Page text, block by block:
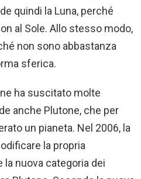
quindi la Luna, perché
al Sole. Allo stesso modo,
non sono abbastanza
sferica.
ha suscitato molte
anche Plutone, che per
un pianeta. Nel 2006, la
la propria
nuova categoria dei